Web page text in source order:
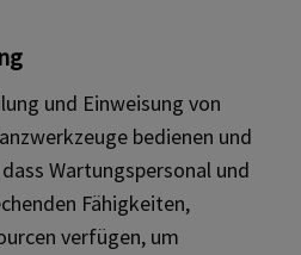
und Einweisung von
bedienen und
Wartungspersonal und
Fähigkeiten,
verfügen, um